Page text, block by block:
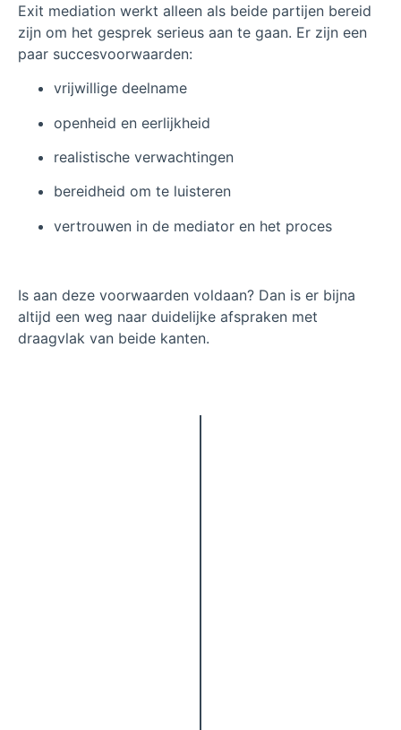
Exit mediation werkt alleen als beide partijen bereid
zijn om het gesprek serieus aan te gaan. Er zijn een
paar succesvoorwaarden:
vrijwillige deelname
openheid en eerlijkheid
realistische verwachtingen
bereidheid om te luisteren
vertrouwen in de mediator en het proces
Is aan deze voorwaarden voldaan? Dan is er bijna
altijd een weg naar duidelijke afspraken met
draagvlak van beide kanten.